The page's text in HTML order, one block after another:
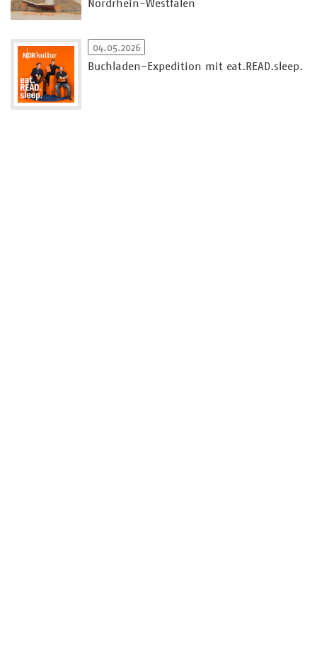
Nordrhein-Westfalen
04.05.2026
Buchladen-Expedition mit eat.READ.sleep.